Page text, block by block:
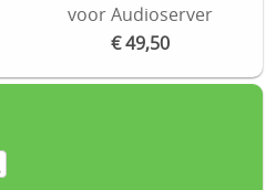
voor Audioserver
€ 49,50